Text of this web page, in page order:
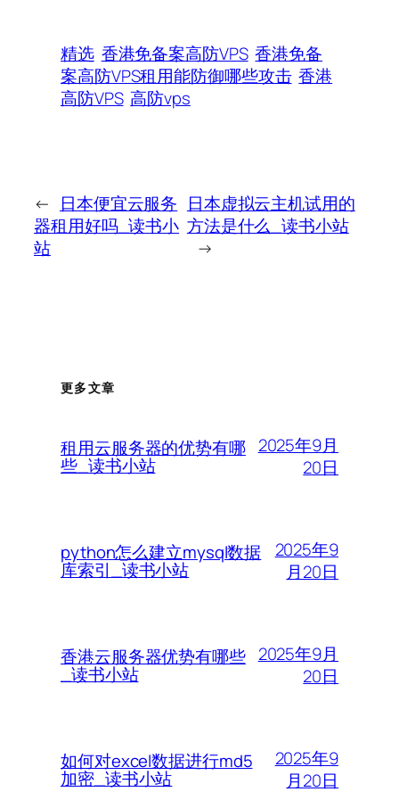
精选 香港免备案高防VPS 香港免备
案高防VPS租用能防御哪些攻击 香港
高防VPS 高防vps
←
日本便宜云服务
器租用好吗_读书小
站
日本虚拟云主机试用的
方法是什么_读书小站
→
更多文章
租用云服务器的优势有哪
些_读书小站
2025年9月
20日
python怎么建立mysql数据
库索引_读书小站
2025年9
月20日
香港云服务器优势有哪些
_读书小站
2025年9月
20日
如何对excel数据进行md5
加密_读书小站
2025年9
月20日